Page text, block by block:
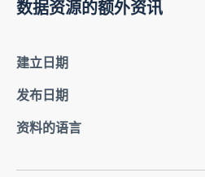
数据资源的额外资讯
建立日期
发布日期
资料的语言